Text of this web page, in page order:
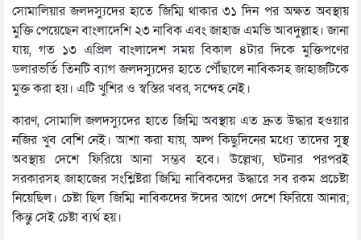
সোমালিয়ার জলদস্যুদের হাতে জিম্মি থাকার ৩১ দিন পর অক্ষত অবস্থায়
মুক্তি পেয়েছেন বাংলাদেশি ২৩ নাবিক এবং জাহাজ এমভি আবদুল্লাহ। জানা
যায়, গত ১৩ এপ্রিল বাংলাদেশ সময় বিকাল ৪টার দিকে মুক্তিপণের
ডলারভর্তি তিনটি ব্যাগ জলদস্যুদের হাতে পৌঁছালে নাবিকসহ জাহাজটিকে
মুক্ত করা হয়। এটি খুশির ও স্বস্তির খবর, সন্দেহ নেই।
কারণ, সোমালি জলদস্যুদের হাতে জিম্মি অবস্থায় এত দ্রুত উদ্ধার হওয়ার
নজির খুব বেশি নেই। আশা করা যায়, অল্প কিছুদিনের মধ্যে তাদের সুস্থ
অবস্থায় দেশে ফিরিয়ে আনা সম্ভব হবে। উল্লেখ্য, ঘটনার পরপরই
সরকারসহ জাহাজের সংশ্লিষ্টরা জিম্মি নাবিকদের উদ্ধারে সব রকম প্রচেষ্টা
নিয়েছিল। চেষ্টা ছিল জিম্মি নাবিকদের ঈদের আগে দেশে ফিরিয়ে আনার;
কিন্তু সেই চেষ্টা ব্যর্থ হয়।